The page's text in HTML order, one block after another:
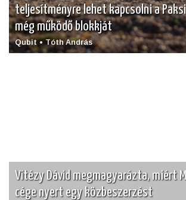
teljesítményre lehet kapcsolni a
még működő blokkját
Qubit • Tóth András
Vitézy Dávid megmagyarázta, miért
cége nyert egy közbeszerzést